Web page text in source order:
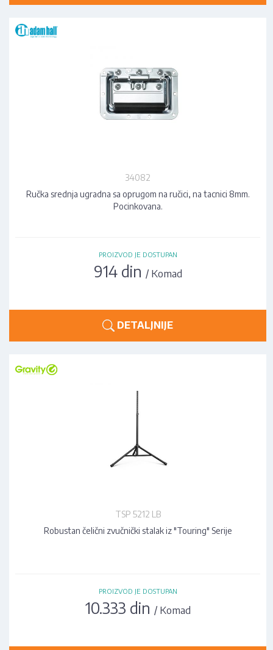
34082
Ručka srednja ugradna sa oprugom na ručici, na tacnici 8mm.
Pocinkovana.
PROIZVOD JE DOSTUPAN
914 din / Komad
DETALJNIJE
TSP 5212 LB
Robustan čelični zvučnički stalak iz "Touring" Serije
PROIZVOD JE DOSTUPAN
10.333 din / Komad